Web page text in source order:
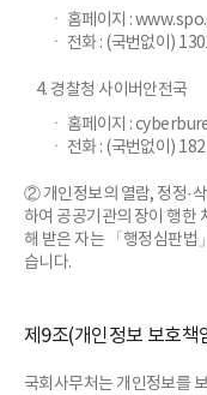
ㆍ 홈페이지 :
ㆍ 전화 : (국번없이)
4. 경찰청 사이버안전국
ㆍ 홈페이지 :
ㆍ 전화 : (국번없이) 182
② 개인정보의 열람, 정정·
하여 공공기관의 장이 행한
해 받은 자는 「행정심판법
습니다.
제9조(개인정보 보호책
국회사무처는 개인정보를